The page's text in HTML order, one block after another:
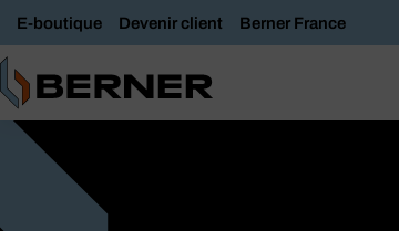
E-boutique Devenir client Berner France